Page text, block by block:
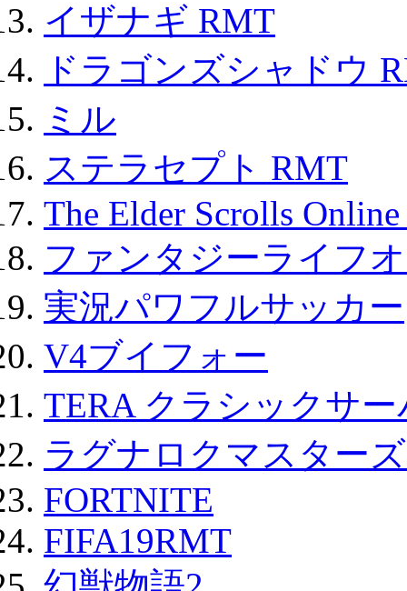
イザナギ RMT
ドラゴンズシャドウ
ミル
ステラセプト RMT
The Elder Scrolls
ファンタジーライフ
実況パワフルサッカー
V4ブイフォー
TERA クラシックサ
ラグナロクマスター
FORTNITE
FIFA19RMT